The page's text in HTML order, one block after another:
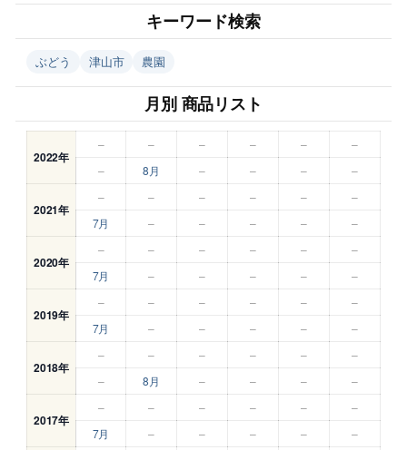
キーワード検索
ぶどう 津山市 農園
月別 商品リスト
2022年
– – – – –
–
–
8月 – – – –
2021年
– – – – –
–
7月
– – – – –
2020年
– – – – –
–
7月
– – – – –
2019年
– – – – –
–
7月
– – – – –
2018年
– – – – –
–
–
8月 – – – –
2017年
– – – – –
–
7月
– – – – –